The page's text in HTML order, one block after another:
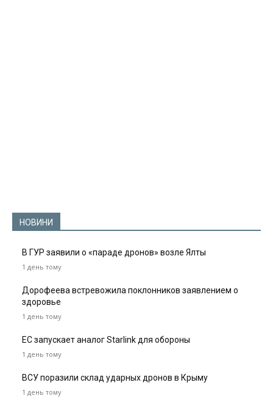
НОВИНИ
В ГУР заявили о «параде дронов» возле Ялты
1 день тому
Дорофеева встревожила поклонников заявлением о
здоровье
1 день тому
ЕС запускает аналог Starlink для обороны
1 день тому
ВСУ поразили склад ударных дронов в Крыму
1 день тому